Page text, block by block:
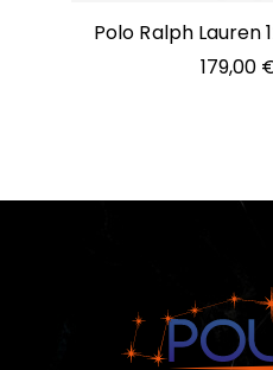
Polo Ralph Lauren
9266
179,00